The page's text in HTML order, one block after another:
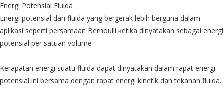
Energi Potensial Fluida
Energi potensial dari fluida yang bergerak lebih berguna dalam
aplikasi seperti persamaan Bernoulli ketika dinyatakan sebagai energi
potensial per satuan volume
Kerapatan energi suatu fluida dapat dinyatakan dalam rapat energi
potensial ini bersama dengan rapat energi kinetik dan tekanan fluida.